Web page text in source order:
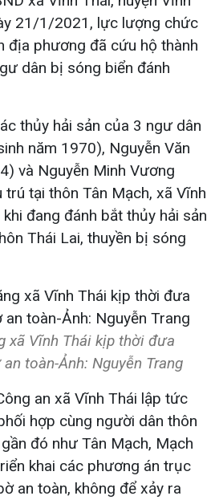
21/1/2021, lực lượng chức
địa phương đã cứu hộ thành
dân bị sóng biển đánh
thủy hải sản của 3 ngư dân
năm 1970), Nguyễn Văn
và Nguyễn Minh Vương
tại thôn Tân Mạch, xã Vĩnh
đang đánh bắt thủy hải sản
Thái Lai, thuyền bị sóng
xã Vĩnh Thái kịp thời đưa
toàn-Ảnh: Nguyễn Trang
an xã Vĩnh Thái lập tức
hợp cùng người dân thôn
đó như Tân Mạch, Mạch
khai các phương án trục
an toàn, không để xảy ra